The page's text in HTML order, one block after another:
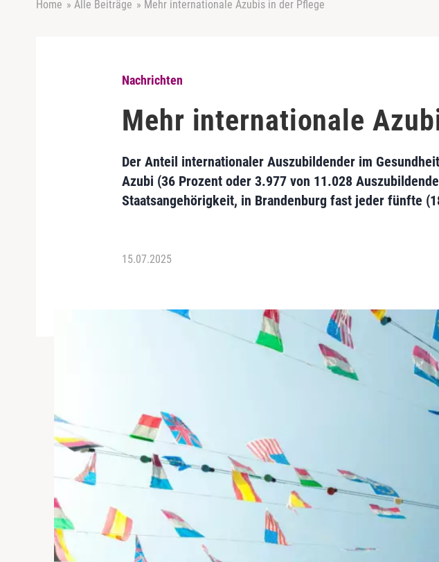
Home » Alle Beiträge » Mehr internationale Azubis in der Pflege
Nachrichten
Mehr internationale
Der Anteil internationaler Auszubildender im
Azubi (36 Prozent oder 3.977 von 11.028
Staatsangehörigkeit, in Brandenburg fast jeder fünfte
15.07.2025